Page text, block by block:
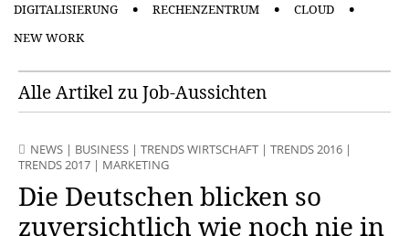
DIGITALISIERUNG
RECHENZENTRUM
CLOUD
NEW WORK
Alle Artikel zu Job-Aussichten
NEWS | BUSINESS | TRENDS WIRTSCHAFT | TRENDS 2016 |
TRENDS 2017 | MARKETING
Die Deutschen blicken so
zuversichtlich wie noch nie in